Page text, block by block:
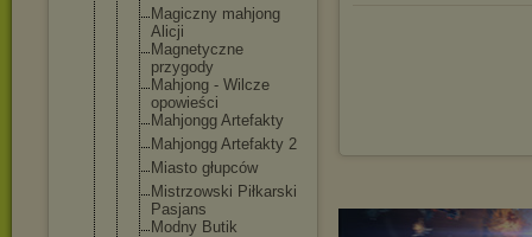
Magiczny mahjong
Alicji
Magnetyczne
przygody
Mahjong - Wilcze
opowieści
Mahjongg Artefakty
Mahjongg Artefakty 2
Miasto głupców
Mistrzowski Piłkarski
Pasjans
Modny Butik